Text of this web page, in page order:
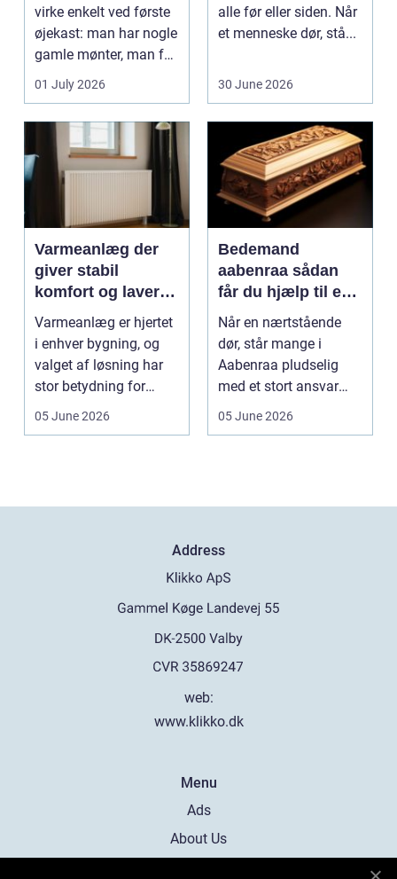
virke enkelt ved første
øjekast: man har nogle
gamle mønter, man får
dem vurderet...
01 July 2026
alle før eller siden. Når
et menneske dør, stå...
30 June 2026
Varmeanlæg der
giver stabil
komfort og lavere
energiregning
Varmeanlæg er hjertet
i enhver bygning, og
valget af løsning har
stor betydning for
05 June 2026
Bedemand
aabenraa sådan
får du hjælp til en
værdig afsked
Når en nærtstående
dør, står mange i
Aabenraa pludselig
med et stort ansvar
05 June 2026
Address
web:
www.klikko.dk
Menu
Ads
About Us